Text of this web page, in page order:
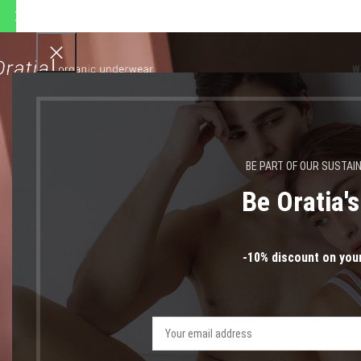
BE PART OF OUR
Be
-10% discount on
θα